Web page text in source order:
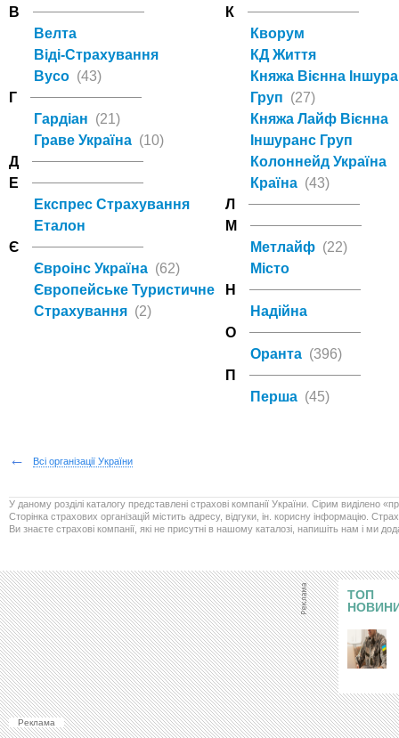
В
Велта
Віді-Страхування
Вусо (43)
Г
Гардіан (21)
Граве Україна (10)
Д
Е
Експрес Страхування
Еталон
Є
Євроінс Україна (62)
Європейське Туристичне
Страхування (2)
К
Кворум
КД Життя
Княжа Вієнна
Груп (27)
Княжа Лайф Вієнна
Іншуранс Груп
Колоннейд Україна
Країна (43)
Л
М
Метлайф (22)
Місто
Н
Надійна
О
Оранта (396)
П
Перша (45)
← Всі організації України
У даному розділі каталогу представлені страхові компанії України. Сірим виділено
Сторінка страхових організацій містить адресу, відгуки, ін. корисну інформацію.
Ви знаєте страхові компанії, які не присутні в нашому каталозі, напишіть нам і ми
ТОП
Реклама